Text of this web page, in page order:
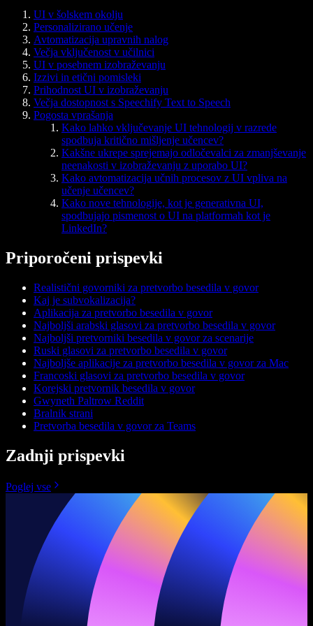
UI v šolskem okolju
Personalizirano učenje
Avtomatizacija upravnih nalog
Večja vključenost v učilnici
UI v posebnem izobraževanju
Izzivi in etični pomisleki
Prihodnost UI v izobraževanju
Večja dostopnost s Speechify Text to Speech
Pogosta vprašanja
Kako lahko vključevanje UI tehnologij v razrede
spodbuja kritično mišljenje učencev?
Kakšne ukrepe sprejemajo odločevalci za zmanjševanje
neenakosti v izobraževanju z uporabo UI?
Kako avtomatizacija učnih procesov z UI vpliva na
učenje učencev?
Kako nove tehnologije, kot je generativna UI,
spodbujajo pismenost o UI na platformah kot je
LinkedIn?
Priporočeni prispevki
Realistični govorniki za pretvorbo besedila v govor
Kaj je subvokalizacija?
Aplikacija za pretvorbo besedila v govor
Najboljši arabski glasovi za pretvorbo besedila v govor
Najboljši pretvorniki besedila v govor za scenarije
Ruski glasovi za pretvorbo besedila v govor
Najboljše aplikacije za pretvorbo besedila v govor za Mac
Francoski glasovi za pretvorbo besedila v govor
Korejski pretvornik besedila v govor
Gwyneth Paltrow Reddit
Bralnik strani
Pretvorba besedila v govor za Teams
Zadnji prispevki
Poglej vse